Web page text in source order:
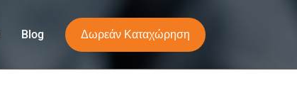
Blog Δωρεάν Καταχώρηση